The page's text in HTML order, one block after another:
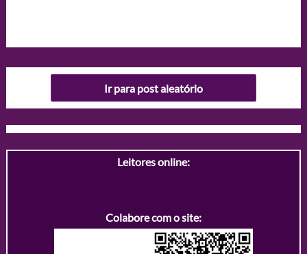
Ir para post aleatório
Leitores online:
Colabore com o site: